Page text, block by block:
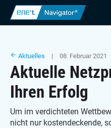
Aktuelles | 08. Februar 2021
Aktuelle
Ihren Erfolg
Um im verdichteten
nicht nur kostendeckende,